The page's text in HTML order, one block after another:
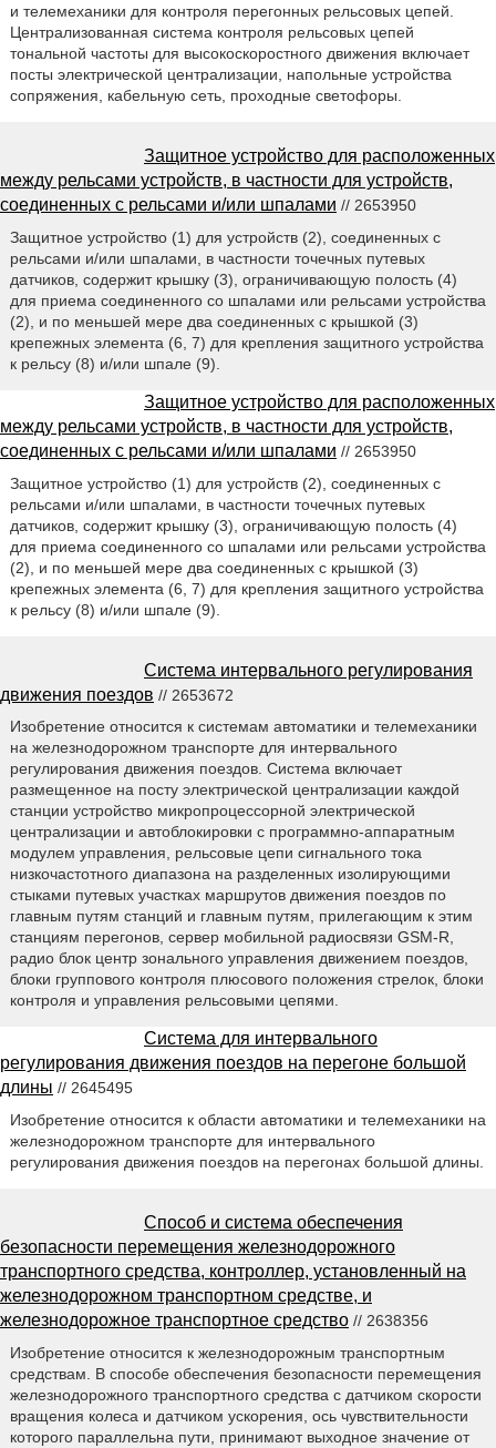
и телемеханики для контроля перегонных рельсовых цепей.
Централизованная система контроля рельсовых цепей
тональной частоты для высокоскоростного движения включает
посты электрической централизации, напольные устройства
сопряжения, кабельную сеть, проходные светофоры.
Защитное устройство для расположенных
между рельсами устройств, в частности для устройств,
соединенных с рельсами и/или шпалами // 2653950
Защитное устройство (1) для устройств (2), соединенных с
рельсами и/или шпалами, в частности точечных путевых
датчиков, содержит крышку (3), ограничивающую полость (4)
для приема соединенного со шпалами или рельсами устройства
(2), и по меньшей мере два соединенных с крышкой (3)
крепежных элемента (6, 7) для крепления защитного устройства
к рельсу (8) и/или шпале (9).
Защитное устройство для расположенных
между рельсами устройств, в частности для устройств,
соединенных с рельсами и/или шпалами // 2653950
Защитное устройство (1) для устройств (2), соединенных с
рельсами и/или шпалами, в частности точечных путевых
датчиков, содержит крышку (3), ограничивающую полость (4)
для приема соединенного со шпалами или рельсами устройства
(2), и по меньшей мере два соединенных с крышкой (3)
крепежных элемента (6, 7) для крепления защитного устройства
к рельсу (8) и/или шпале (9).
Система интервального регулирования
движения поездов // 2653672
Изобретение относится к системам автоматики и телемеханики
на железнодорожном транспорте для интервального
регулирования движения поездов. Система включает
размещенное на посту электрической централизации каждой
станции устройство микропроцессорной электрической
централизации и автоблокировки с программно-аппаратным
модулем управления, рельсовые цепи сигнального тока
низкочастотного диапазона на разделенных изолирующими
стыками путевых участках маршрутов движения поездов по
главным путям станций и главным путям, прилегающим к этим
станциям перегонов, сервер мобильной радиосвязи GSM-R,
радио блок центр зонального управления движением поездов,
блоки группового контроля плюсового положения стрелок, блоки
контроля и управления рельсовыми цепями.
Система для интервального
регулирования движения поездов на перегоне большой
длины // 2645495
Изобретение относится к области автоматики и телемеханики на
железнодорожном транспорте для интервального
регулирования движения поездов на перегонах большой длины.
Способ и система обеспечения
безопасности перемещения железнодорожного
транспортного средства, контроллер, установленный на
железнодорожном транспортном средстве, и
железнодорожное транспортное средство // 2638356
Изобретение относится к железнодорожным транспортным
средствам. В способе обеспечения безопасности перемещения
железнодорожного транспортного средства с датчиком скорости
вращения колеса и датчиком ускорения, ось чувствительности
которого параллельна пути, принимают выходное значение от